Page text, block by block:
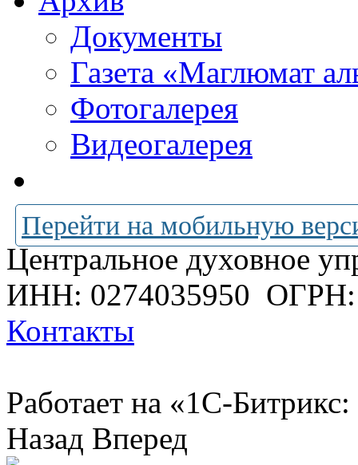
Документы
Газета «Маглюмат
Фотогалерея
Видеогалерея
Перейти на мобильную
Центральное духовное
ИНН: 0274035950 ОГРН:
Контакты
Работает на «1С-
Назад Вперед